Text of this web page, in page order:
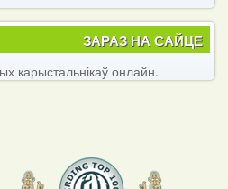
ЗАРАЗ НА САЙЦЕ
карыстальнікаў онлайн.